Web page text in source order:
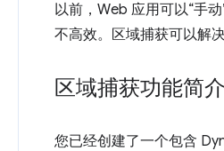
以前，Web 应用可以“手
不高效。区域捕获可以解
区域捕获功能简介
您已经创建了一个包含